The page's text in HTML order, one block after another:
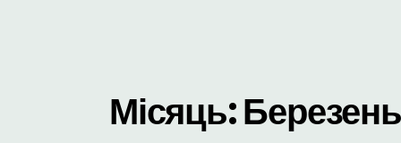
Місяць: